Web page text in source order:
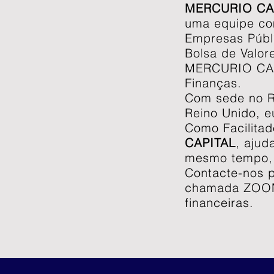
MERCURIO
uma equipe
Empresas
Bolsa de
MERCURIO
Finanças.
Com sede no
Reino Unido,
Como
CAPITAL,
mesmo
Contacte-nos
chamada
financeiras.